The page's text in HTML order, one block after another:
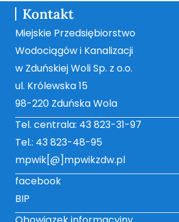
Kontakt
Miejskie Przedsiębiorstwo
Wodociągów i Kanalizacji
w Zduńskiej Woli Sp. z o.o.
ul. Królewska 15
98-220 Zduńska Wola
Tel. centrala: 43 823-31-97
Tel.: 43 823-48-95
mpwik[@]mpwikzdw.pl
facebook
BIP